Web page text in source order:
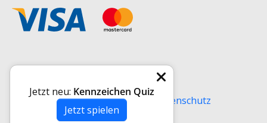
Versand AGB Impressum
Datenschutz
Widerrufsrecht
Jetzt neu: Kennzeichen Quiz
Jetzt spielen